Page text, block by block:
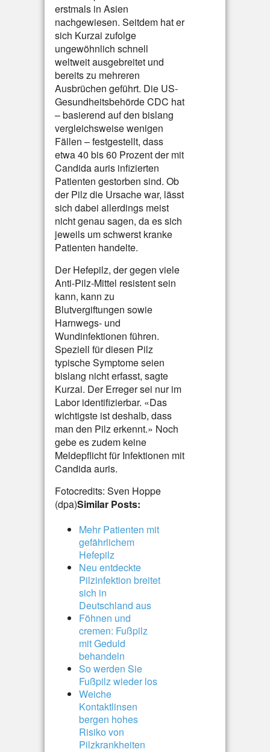
erstmals in Asien
nachgewiesen. Seitdem hat er
sich Kurzai zufolge
ungewöhnlich schnell
weltweit ausgebreitet und
bereits zu mehreren
Ausbrüchen geführt. Die US-
Gesundheitsbehörde CDC hat
– basierend auf den bislang
vergleichsweise wenigen
Fällen – festgestellt, dass
etwa 40 bis 60 Prozent der mit
Candida auris infizierten
Patienten gestorben sind. Ob
der Pilz die Ursache war, lässt
sich dabei allerdings meist
nicht genau sagen, da es sich
jeweils um schwerst kranke
Patienten handelte.
Der Hefepilz, der gegen viele
Anti-Pilz-Mittel resistent sein
kann, kann zu
Blutvergiftungen sowie
Harnwegs- und
Wundinfektionen führen.
Speziell für diesen Pilz
typische Symptome seien
bislang nicht erfasst, sagte
Kurzai. Der Erreger sei nur im
Labor identifizierbar. «Das
wichtigste ist deshalb, dass
man den Pilz erkennt.» Noch
gebe es zudem keine
Meldepflicht für Infektionen mit
Candida auris.
Fotocredits: Sven Hoppe
(dpa)Similar Posts:
Mehr Patienten mit
gefährlichem
Hefepilz
Neu entdeckte
Pilzinfektion breitet
sich in
Deutschland aus
Föhnen und
cremen: Fußpilz
mit Geduld
behandeln
So werden Sie
Fußpilz wieder los
Weiche
Kontaktlinsen
bergen hohes
Risiko von
Pilzkrankheiten